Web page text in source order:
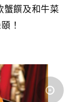
蟹饌及和牛菜
！